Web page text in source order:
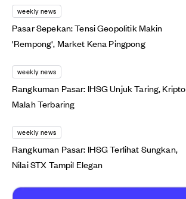
weekly news
Pasar Sepekan: Tensi Geopolitik Makin
'Rempong', Market Kena Pingpong
weekly news
Rangkuman Pasar: IHSG Unjuk Taring, Kripto
Malah Terbaring
weekly news
Rangkuman Pasar: IHSG Terlihat Sungkan,
Nilai STX Tampil Elegan